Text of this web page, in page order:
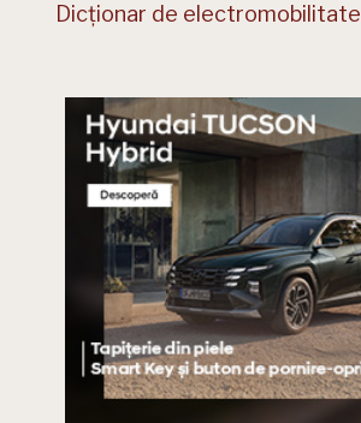
Dicționar de electromobilitate